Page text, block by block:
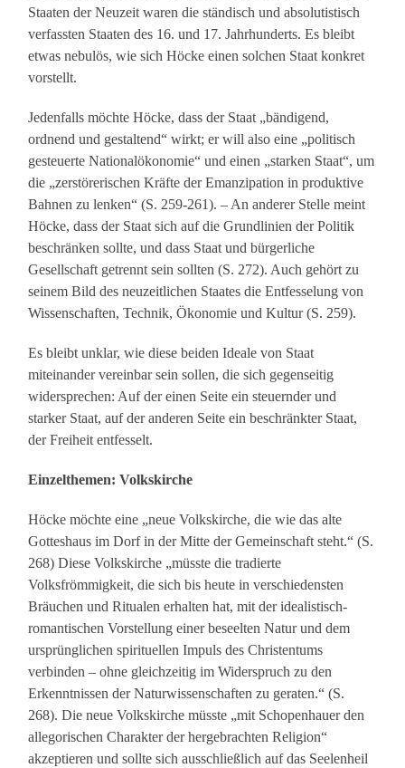
Staaten der Neuzeit waren die ständisch und absolutistisch
verfassten Staaten des 16. und 17. Jahrhunderts. Es bleibt
etwas nebulös, wie sich Höcke einen solchen Staat konkret
vorstellt.
Jedenfalls möchte Höcke, dass der Staat „bändigend,
ordnend und gestaltend“ wirkt; er will also eine „politisch
gesteuerte Nationalökonomie“ und einen „starken Staat“, um
die „zerstörerischen Kräfte der Emanzipation in produktive
Bahnen zu lenken“ (S. 259-261). – An anderer Stelle meint
Höcke, dass der Staat sich auf die Grundlinien der Politik
beschränken sollte, und dass Staat und bürgerliche
Gesellschaft getrennt sein sollten (S. 272). Auch gehört zu
seinem Bild des neuzeitlichen Staates die Entfesselung von
Wissenschaften, Technik, Ökonomie und Kultur (S. 259).
Es bleibt unklar, wie diese beiden Ideale von Staat
miteinander vereinbar sein sollen, die sich gegenseitig
widersprechen: Auf der einen Seite ein steuernder und
starker Staat, auf der anderen Seite ein beschränkter Staat,
der Freiheit entfesselt.
Einzelthemen: Volkskirche
Höcke möchte eine „neue Volkskirche, die wie das alte
Gotteshaus im Dorf in der Mitte der Gemeinschaft steht.“ (S.
268) Diese Volkskirche „müsste die tradierte
Volksfrömmigkeit, die sich bis heute in verschiedensten
Bräuchen und Ritualen erhalten hat, mit der idealistisch-
romantischen Vorstellung einer beseelten Natur und dem
ursprünglichen spirituellen Impuls des Christentums
verbinden – ohne gleichzeitig im Widerspruch zu den
Erkenntnissen der Naturwissenschaften zu geraten.“ (S.
268). Die neue Volkskirche müsste „mit Schopenhauer den
allegorischen Charakter der hergebrachten Religion“
akzeptieren und sollte sich ausschließlich auf das Seelenheil